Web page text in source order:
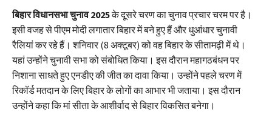
बिहार विधानसभा चुनाव 2025के दूसरे चरण का चुनाव प्रचार चरम पर है।
इसी वजह से पीएम मोदी लगातार बिहार में बने हुए हैं और धुआंधार चुनावी
रैलियां कर रहे हैं। शनिवार (8 अक्टूबर) को वह बिहार के सीतामढ़ी में थे।
यहां उन्होंने चुनावी सभा को संबोधित किया। इस दौरान महागठबंधन पर
निशाना साधते हुए एनडीए की जीत का दावा किया। उन्होंने पहले चरण में
रिकॉर्ड मतदान के लिए बिहार के लोगों का आभार भी जताया। इस दौरान
उन्होंने कहा कि मां सीता के आशीर्वाद से बिहार विकसित बनेगा।